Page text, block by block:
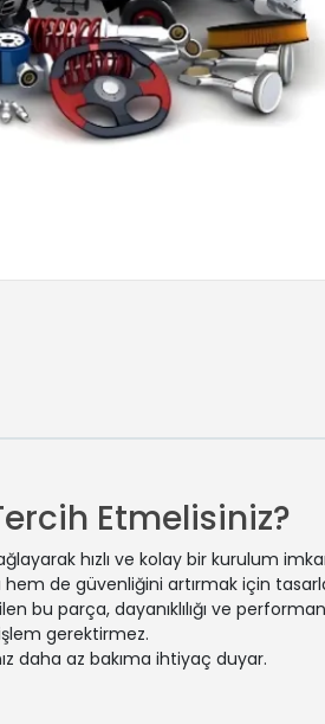
Etmelisiniz?
hızlı ve kolay bir kurulum
de güvenliğini artırmak için
bu parça, dayanıklılığı ve
gerektirmez.
daha az bakıma ihtiyaç duyar.